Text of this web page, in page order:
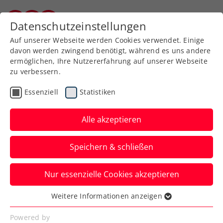
Zurück zur Newsübersicht
ATP
Erste Bank Open: Miedler
verpasst historische 3.
Wien-Doppelkrone
Das ÖTV-Ass muss sich beim ATP-
Heimspiel nach einer Topwoche mit
Francisco Cabral im Endspiel beugen.
Verfasst von: Manuel Wachta, 26.10.2025
Datenschutzeinstellungen
Auf unserer Webseite werden Cookies verwendet. Einige
davon werden zwingend benötigt, während es uns andere
ermöglichen, Ihre Nutzererfahrung auf unserer Webseite
zu verbessern.
Essenziell Statistiken
Alle akzeptieren
Speichern & schließen
Nur essenzielle Cookies akzeptieren
Essenziell
Essenzielle Cookies werden für grundlegende
Weitere Informationen anzeigen
Powered by